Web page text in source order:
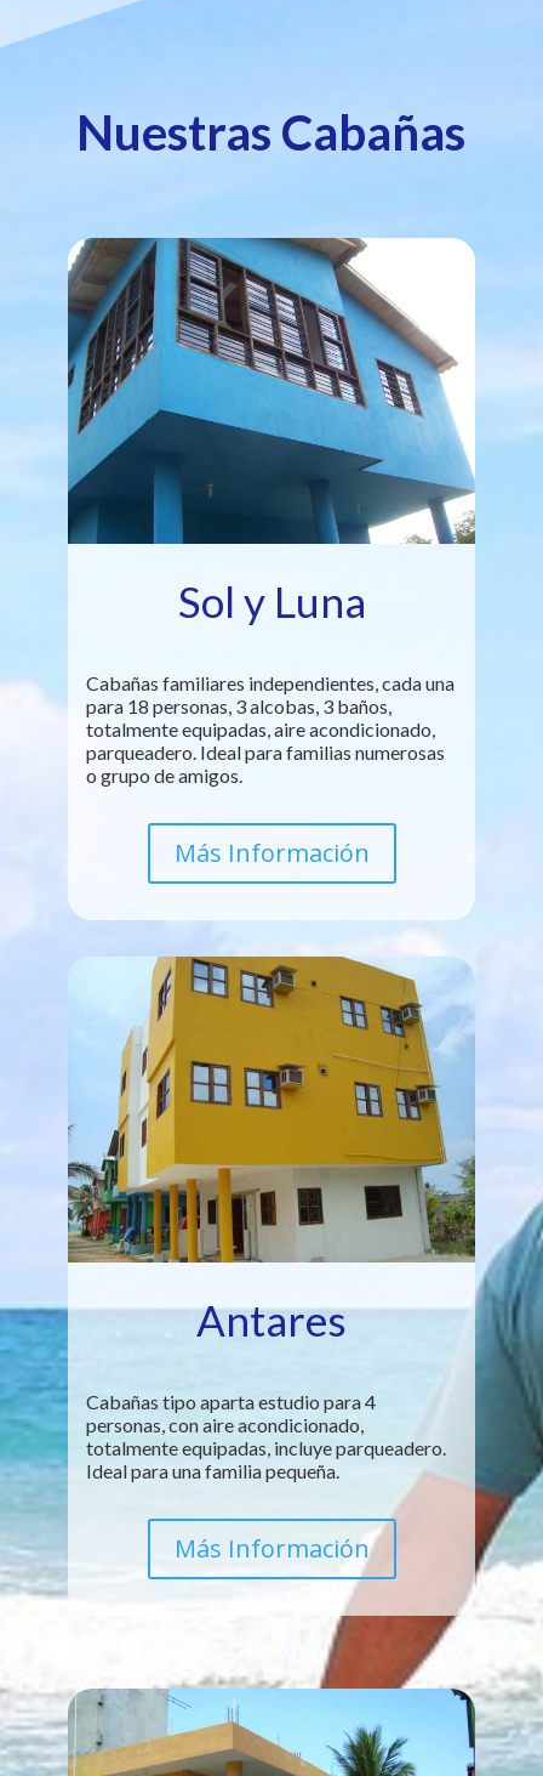
Nuestras Cabañas
Sol y Luna
Cabañas familiares independientes, cada una
para 18 personas, 3 alcobas, 3 baños,
totalmente equipadas, aire acondicionado,
parqueadero. Ideal para familias numerosas
o grupo de amigos.
Más Información
Antares
Cabañas tipo aparta estudio para 4
personas, con aire acondicionado,
totalmente equipadas, incluye parqueadero.
Ideal para una familia pequeña.
Más Información